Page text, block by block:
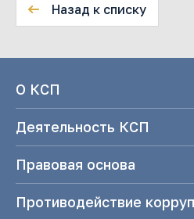
Назад к списку
О КСП
Деятельность КСП
Правовая основа
Противодействие